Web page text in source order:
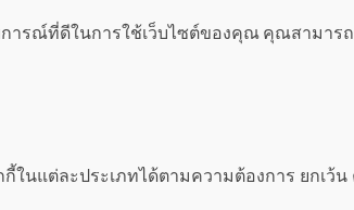
ารณ์ที่ดีในการใช้เว็บไซต์ของคุณ คุณสามารถ
ในแต่ละประเภทได้ตามความต้องการ ยกเว้น